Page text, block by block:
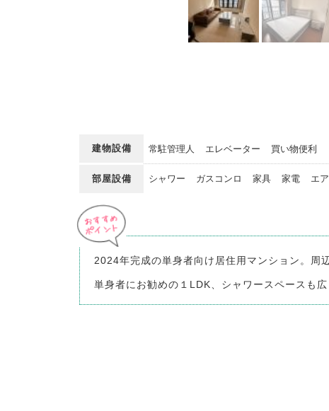
建物設備 常駐管理人 エレベーター 買い物便利
部屋設備 シャワー ガスコンロ 家具 家電 エ
2024年完成の単身者向け居住用マンション。周
単身者にお勧めの１LDK、シャワースペースも